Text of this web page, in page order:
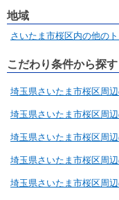
地域
さいたま市桜区内の他の
こだわり条件から探す
埼玉県さいたま市桜区周
埼玉県さいたま市桜区周
埼玉県さいたま市桜区周
埼玉県さいたま市桜区周
埼玉県さいたま市桜区周